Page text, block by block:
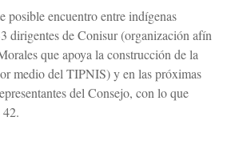
posible encuentro entre indígenas
dirigentes de Conisur (organización afín
que apoya la construcción de la
medio del TIPNIS) y en las próximas
del Consejo, con lo que